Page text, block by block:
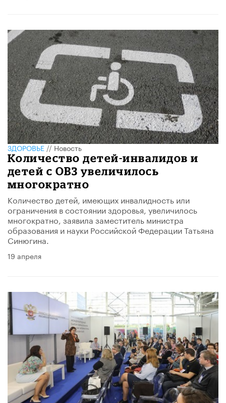
ЗДОРОВЬЕ//Новость
Количество детей-инвалидов и
детей с ОВЗ увеличилось
многократно
​Количество детей, имеющих инвалидность или
ограничения в состоянии здоровья, увеличилось
многократно, заявила заместитель министра
образования и науки Российской Федерации Татьяна
Синюгина.
19 апреля